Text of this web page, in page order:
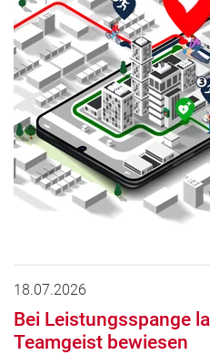
18.07.2026
Bei Leistungsspange
Teamgeist bewiesen